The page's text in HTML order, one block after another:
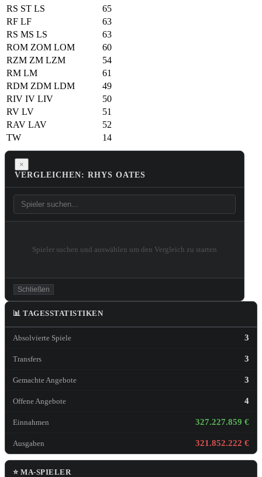
RS ST LS
65
RF LF
63
RS MS LS
63
ROM ZOM LOM
60
RZM ZM LZM
54
RM LM
61
RDM ZDM LDM
49
RIV IV LIV
50
RV LV
51
RAV LAV
52
TW
14
×
VERGLEICHEN: RHYS OATES
Spieler suchen und auswählen um den Vergleich zu starten
Schließen
📊 TAGESSTATISTIKEN
Absolvierte Spiele 3
Transfers 3
Gemachte Angebote 3
Offene Angebote 4
Einnahmen 327.227.859 €
Ausgaben 321.852.222 €
⭐ MA-SPIELER